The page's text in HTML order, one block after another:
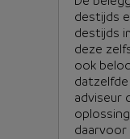
destijds
destijds
deze
ook
adviseur
daarvoor